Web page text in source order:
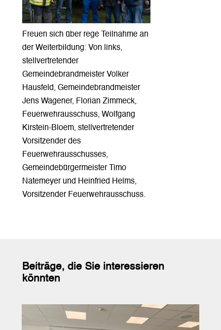
Freuen sich über rege Teilnahme an
der Weiterbildung: Von links,
stellvertretender
Gemeindebrandmeister Volker
Hausfeld, Gemeindebrandmeister
Jens Wagener, Florian Zimmeck,
Feuerwehrausschuss, Wolfgang
Kirstein-Bloem, stellvertretender
Vorsitzender des
Feuerwehrausschusses,
Gemeindebürgermeister Timo
Natemeyer und Heinfried Helms,
Vorsitzender Feuerwehrausschuss.
Beiträge, die Sie interessieren
könnten